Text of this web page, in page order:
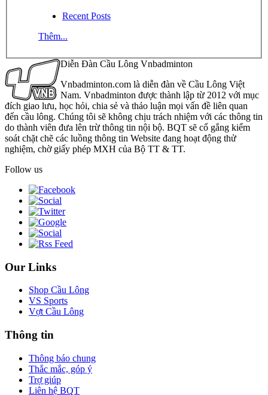
Recent Posts
Thêm...
Diễn Đàn Cầu Lông Vnbadminton
Vnbadminton.com là diễn đàn về Cầu Lông Việt
Nam. Vnbadminton được thành lập từ 2012 với mục
đích giao lưu, học hỏi, chia sẻ và thảo luận mọi vấn đề liên quan
đến cầu lông. Chúng tôi sẽ không chịu trách nhiệm với các thông tin
do thành viên đưa lên trừ thông tin nội bộ. BQT sẽ cố gắng kiểm
soát chặt chẽ các luồng thông tin Website đang hoạt động thử
nghiệm, chờ giấy phép MXH của Bộ TT & TT.
Follow us
Our Links
Shop Cầu Lông
VS Sports
Vợt Cầu Lông
Thông tin
Thông báo chung
Thắc mắc, góp ý
Trợ giúp
Liên hệ BQT